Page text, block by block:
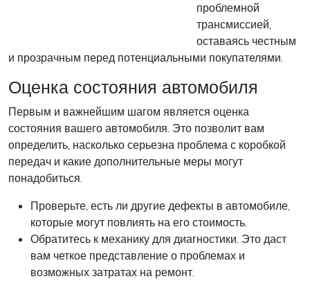
проблемной
трансмиссией,
оставаясь честным
и прозрачным перед потенциальными покупателями.
Оценка состояния автомобиля
Первым и важнейшим шагом является оценка
состояния вашего автомобиля. Это позволит вам
определить, насколько серьезна проблема с коробкой
передач и какие дополнительные меры могут
понадобиться.
Проверьте, есть ли другие дефекты в автомобиле,
которые могут повлиять на его стоимость.
Обратитесь к механику для диагностики. Это даст
вам четкое представление о проблемах и
возможных затратах на ремонт.